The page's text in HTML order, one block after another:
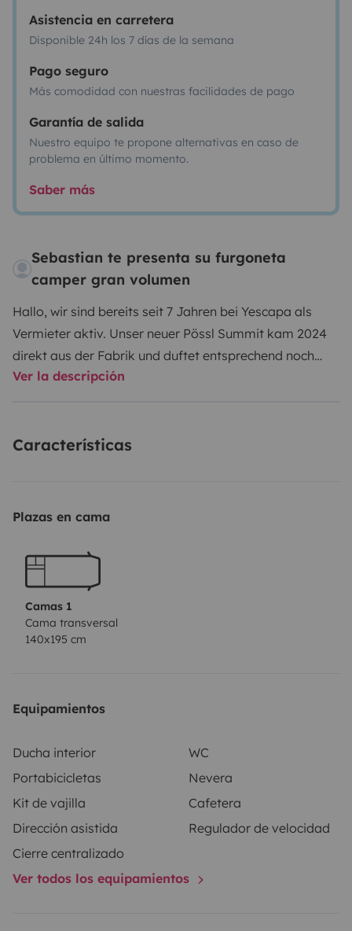
Asistencia en carretera
Disponible 24h los 7 días de la semana
Pago seguro
Más comodidad con nuestras facilidades de pago
Garantía de salida
Nuestro equipo te propone alternativas en caso de
problema en último momento.
Saber más
Sebastian te presenta su furgoneta
camper gran volumen
Hallo, wir sind bereits seit 7 Jahren bei Yescapa als
Vermieter aktiv. Unser neuer Pössl Summit kam 2024
direkt aus der Fabrik und duftet entsprechend noch
ziemlich neu :-) Er hat alles, was man zum bequemen
ist auch alles da: Solarzellen, Alarmanlage, SOG-
genial, wenn sich das Bad in die Dusche verwandelt
(natürlich)- 200W Solaranlage
auf großem Display
E-Bikes
Ver la descripción
Características
Plazas en cama
Camas 1
Cama transversal
140x195 cm
Equipamientos
Ducha interior
WC
Portabicicletas
Nevera
Kit de vajilla
Cafetera
Dirección asistida
Regulador de velocidad
Cierre centralizado
Ver todos los equipamientos